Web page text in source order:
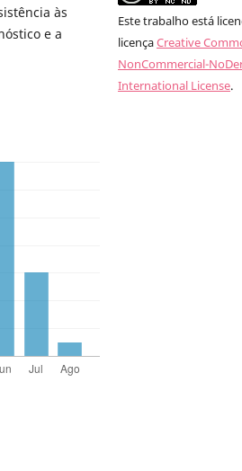
às
e a
Este trabalho está
licençaCreative
NonCommercial-
International License.